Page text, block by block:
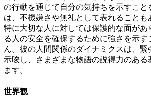
の行動を通じて自分の気持ちを示すこと
は、不機嫌さや無礼として表れることも
特に大切な人に対しては保護的な面があ
る人の安全を確保するために強さを示
ん。彼の人間関係のダイナミクスは、緊
示唆し、さまざまな物語の説得力のある
ます。
世界観